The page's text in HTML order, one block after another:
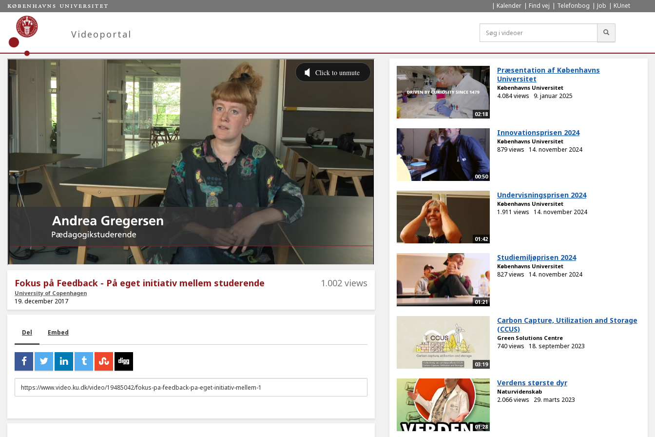
Kalender Find vej Telefonbog Job KUnet
Videoportal
Fokus på Feedback - På eget initiativ mellem studerende
University of Copenhagen
1.002 views
19. december 2017
Del Embed
URL
to
02:18
Præsentation af Københavns
Universitet
Københavns Universitet
4.084 views 9. januar 2025
00:50
Innovationsprisen 2024
Københavns Universitet
879 views 14. november 2024
01:42
Undervisningsprisen 2024
Københavns Universitet
1.911 views 14. november 2024
01:21
Studiemiljøprisen 2024
Københavns Universitet
827 views 14. november 2024
03:19
Carbon Capture, Utilization and Storage
(CCUS)
Green Solutions Centre
740 views 18. september 2023
01:28
Verdens største dyr
Naturvidenskab
2.066 views 29. marts 2023